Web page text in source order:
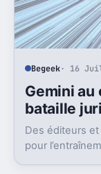
Begeek· 16
Gemini au
bataille
Des éditeurs
pour